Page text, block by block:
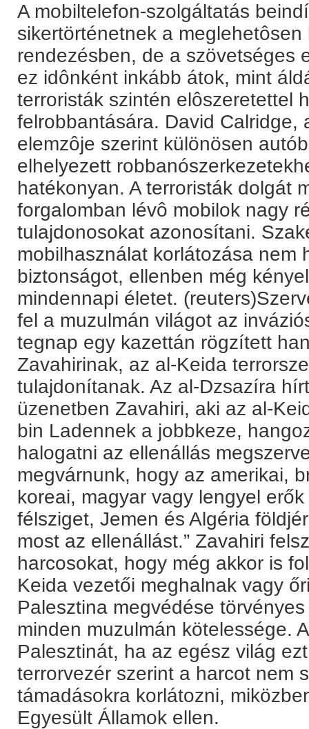
A mobiltelefon-szolgáltatás
sikertörténetnek a
rendezésben, de a szövetséges
ez idônként inkább átok, mint
terroristák szintén elôszeretettel
felrobbantására. David Calridge,
elemzôje szerint különösen
elhelyezett
hatékonyan. A terroristák dolgát
forgalomban lévô mobilok nagy
tulajdonosokat azonosítani.
mobilhasználat korlátozása nem
biztonságot, ellenben még
mindennapi életet. (reuters)
fel a muzulmán világot az
tegnap egy kazettán rögzített
Zavahirinak, az al-Keida
tulajdonítanak. Az al-Dzsazíra
üzenetben Zavahiri, aki az al-
bin Ladennek a jobbkeze,
halogatni az ellenállás
megvárnunk, hogy az amerikai,
koreai, magyar vagy lengyel
félsziget, Jemen és Algéria
most az ellenállást.” Zavahiri
harcosokat, hogy még akkor is
Keida vezetői meghalnak vagy
Palesztina megvédése
minden muzulmán kötelessége.
Palesztinát, ha az egész világ
terrorvezér szerint a harcot nem
támadásokra korlátozni,
Egyesült Államok ellen.